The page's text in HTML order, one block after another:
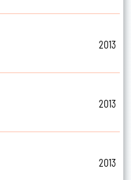
2013
2013
2013